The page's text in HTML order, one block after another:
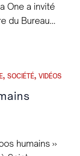
tiffes ?
One a invité
du Bureau
de la
il est
de la
, SOCIÉTÉ, VIDÉOS
humains »